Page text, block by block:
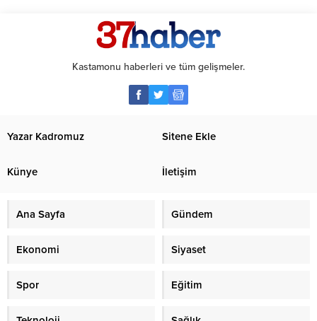
Kastamonu haberleri ve tüm gelişmeler.
Yazar Kadromuz Sitene Ekle
Künye İletişim
Ana Sayfa Gündem
Ekonomi Siyaset
Spor Eğitim